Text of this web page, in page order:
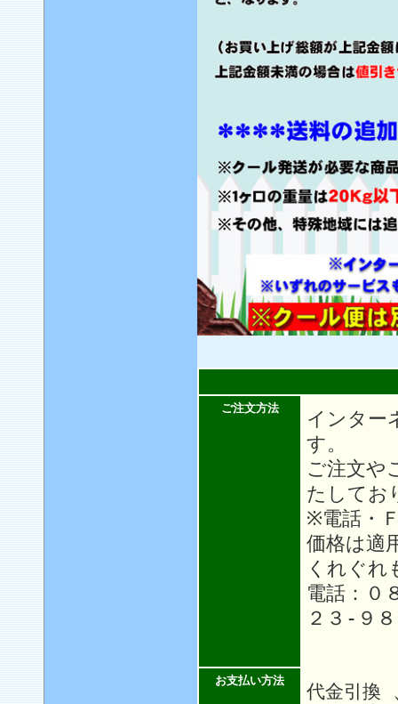
ご注文方法
インター
す。
ご注文や
たしてお
※電話・
価格は適
くれぐれ
電話：０
２３-９
お支払い方法
代金引換